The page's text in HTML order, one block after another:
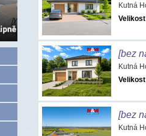
Kutná
[bez
Kutná
[bez
Kutná